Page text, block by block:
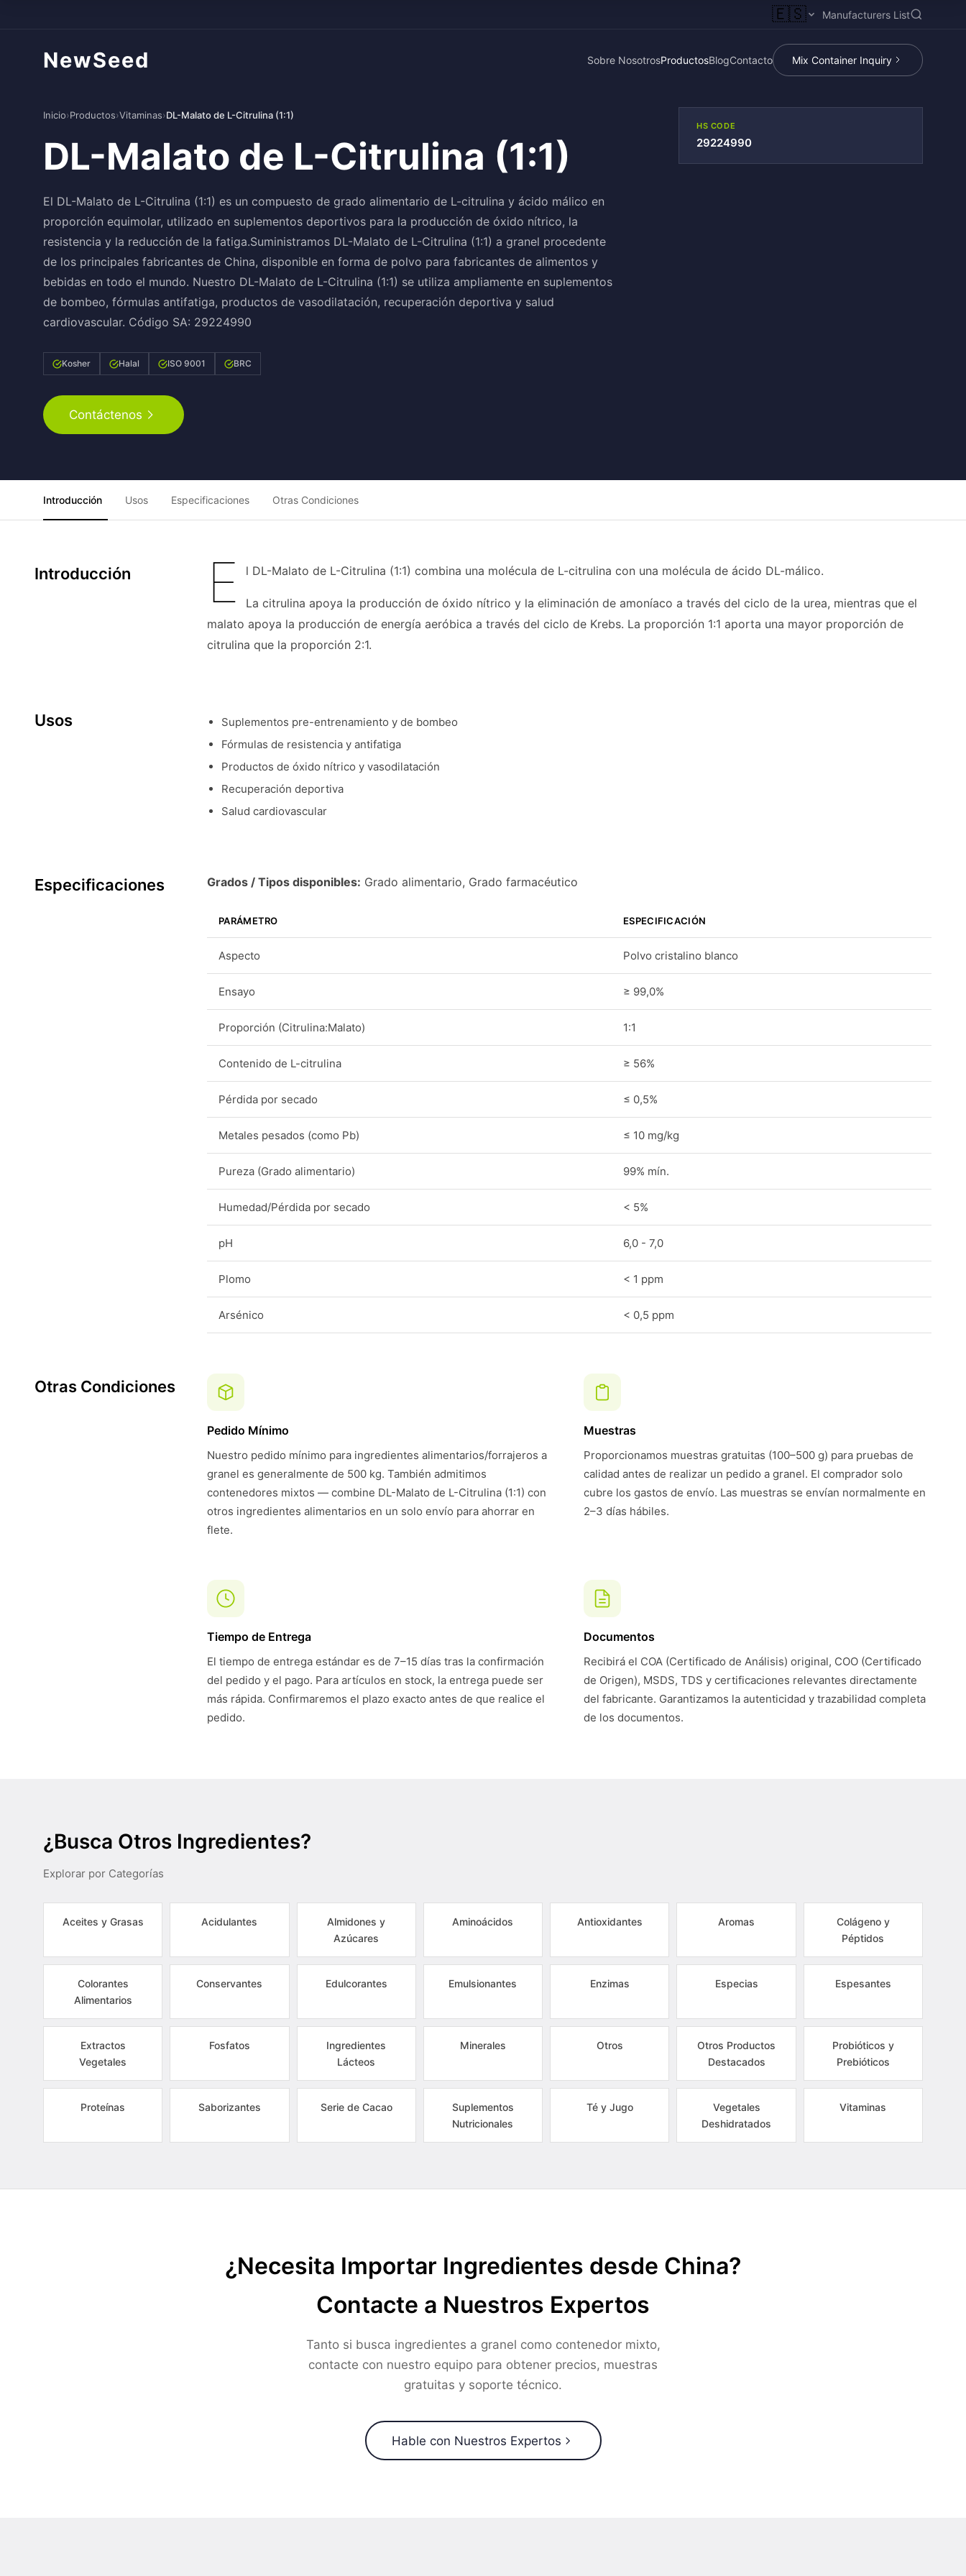
🇪🇸 Manufacturers List
NewSeed Sobre NosotrosProductosBlogContacto Mix Container Inquiry
Inicio›Productos›Vitaminas›DL-Malato de L-Citrulina (1:1)
DL-Malato de L-Citrulina (1:1)
El DL-Malato de L-Citrulina (1:1) es un compuesto de grado alimentario de L-citrulina y ácido málico en
proporción equimolar, utilizado en suplementos deportivos para la producción de óxido nítrico, la
resistencia y la reducción de la fatiga.Suministramos DL-Malato de L-Citrulina (1:1) a granel procedente
de los principales fabricantes de China, disponible en forma de polvo para fabricantes de alimentos y
bebidas en todo el mundo. Nuestro DL-Malato de L-Citrulina (1:1) se utiliza ampliamente en suplementos
de bombeo, fórmulas antifatiga, productos de vasodilatación, recuperación deportiva y salud
cardiovascular. Código SA: 29224990
Kosher Halal ISO 9001 BRC
Contáctenos
HS CODE
29224990
Introducción Usos Especificaciones Otras Condiciones
Introducción E l DL-Malato de L-Citrulina (1:1) combina una molécula de L-citrulina con una molécula de ácido DL-málico.
La citrulina apoya la producción de óxido nítrico y la eliminación de amoníaco a través del ciclo de la urea, mientras que el
malato apoya la producción de energía aeróbica a través del ciclo de Krebs. La proporción 1:1 aporta una mayor proporción de
citrulina que la proporción 2:1.
Usos
Suplementos pre-entrenamiento y de bombeo
Fórmulas de resistencia y antifatiga
Productos de óxido nítrico y vasodilatación
Recuperación deportiva
Salud cardiovascular
Especificaciones Grados / Tipos disponibles: Grado alimentario, Grado farmacéutico
PARÁMETRO ESPECIFICACIÓN
Aspecto Polvo cristalino blanco
Ensayo ≥ 99,0%
Proporción (Citrulina:Malato) 1:1
Contenido de L-citrulina ≥ 56%
Pérdida por secado ≤ 0,5%
Metales pesados (como Pb) ≤ 10 mg/kg
Pureza (Grado alimentario) 99% mín.
Humedad/Pérdida por secado < 5%
pH 6,0 - 7,0
Plomo < 1 ppm
Arsénico < 0,5 ppm
Otras Condiciones
Pedido Mínimo
Nuestro pedido mínimo para ingredientes alimentarios/forrajeros a
granel es generalmente de 500 kg. También admitimos
contenedores mixtos — combine DL-Malato de L-Citrulina (1:1) con
otros ingredientes alimentarios en un solo envío para ahorrar en
flete.
Muestras
Proporcionamos muestras gratuitas (100–500 g) para pruebas de
calidad antes de realizar un pedido a granel. El comprador solo
cubre los gastos de envío. Las muestras se envían normalmente en
2–3 días hábiles.
Tiempo de Entrega
El tiempo de entrega estándar es de 7–15 días tras la confirmación
del pedido y el pago. Para artículos en stock, la entrega puede ser
más rápida. Confirmaremos el plazo exacto antes de que realice el
pedido.
Documentos
Recibirá el COA (Certificado de Análisis) original, COO (Certificado
de Origen), MSDS, TDS y certificaciones relevantes directamente
del fabricante. Garantizamos la autenticidad y trazabilidad completa
de los documentos.
¿Busca Otros Ingredientes?
Explorar por Categorías
Aceites y Grasas Acidulantes
Almidones y
Azúcares
Aminoácidos Antioxidantes Aromas
Colágeno y
Péptidos
Colorantes
Alimentarios
Conservantes Edulcorantes Emulsionantes Enzimas Especias Espesantes
Extractos
Vegetales
Fosfatos
Ingredientes
Lácteos
Minerales Otros
Otros Productos
Destacados
Probióticos y
Prebióticos
Proteínas Saborizantes Serie de Cacao
Suplementos
Nutricionales
Té y Jugo
Vegetales
Deshidratados
Vitaminas
¿Necesita Importar Ingredientes desde China?
Contacte a Nuestros Expertos
Tanto si busca ingredientes a granel como contenedor mixto,
contacte con nuestro equipo para obtener precios, muestras
gratuitas y soporte técnico.
Hable con Nuestros Expertos